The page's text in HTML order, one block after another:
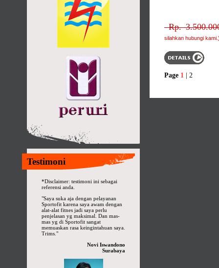
Testimoni
*Disclaimer: testimoni ini sebagai
referensi anda.
"Saya suka aja dengan pelayanan
Sportofit karena saya awam dengan
alat-alat fitnes jadi saya perlu
penjelasan yg maksimal. Dan mas-
mas yg di Sportofit sangat
memuaskan rasa keingintahuan saya.
Trims."
Novi Iswandono
Surabaya
Rp.
silahkan hubungi
Page 1 2